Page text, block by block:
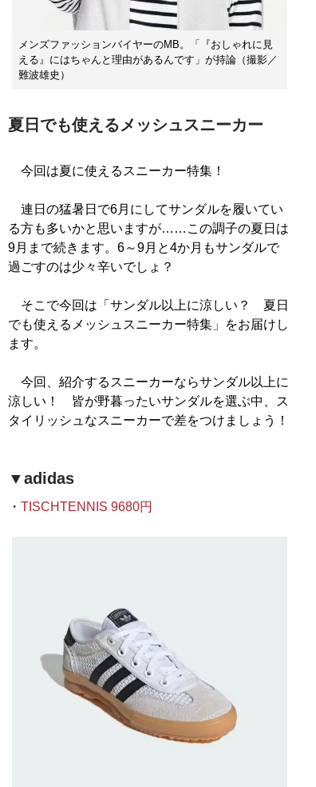
メンズファッションバイヤーのMB。「『おしゃれに見
える』にはちゃんと理由があるんです」が持論（撮影／
難波雄史）
夏日でも使えるメッシュスニーカー
今回は夏に使えるスニーカー特集！
連日の猛暑日で6月にしてサンダルを履いてい
る方も多いかと思いますが……この調子の夏日は
9月まで続きます。6～9月と4か月もサンダルで
過ごすのは少々辛いでしょ？
そこで今回は「サンダル以上に涼しい？ 夏日
でも使えるメッシュスニーカー特集」をお届けし
ます。
今回、紹介するスニーカーならサンダル以上に
涼しい！ 皆が野暮ったいサンダルを選ぶ中、ス
タイリッシュなスニーカーで差をつけましょう！
▼adidas
・ TISCHTENNIS 9680円